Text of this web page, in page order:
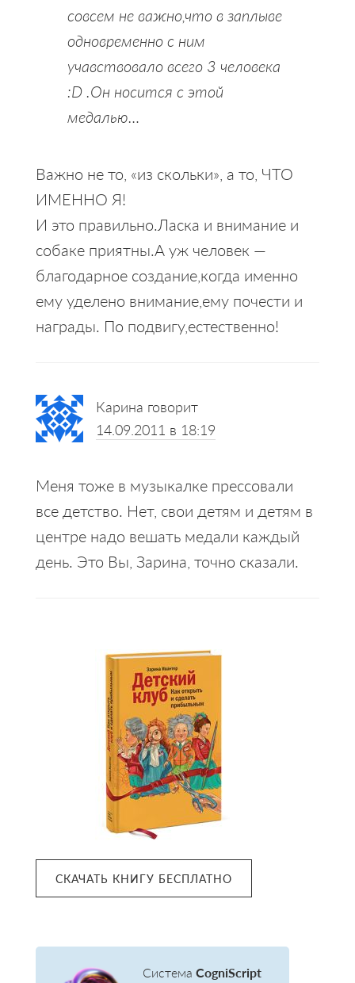
совсем не важно,что в заплыве
одновременно с ним
учавствовало всего 3 человека
:D .Он носится с этой
медалью…
Важно не то, «из скольки», а то, ЧТО
ИМЕННО Я!
И это правильно.Ласка и внимание и
собаке приятны.А уж человек —
благодарное создание,когда именно
ему уделено внимание,ему почести и
награды. По подвигу,естественно!
Карина говорит
14.09.2011 в 18:19
Меня тоже в музыкалке прессовали
все детство. Нет, свои детям и детям в
центре надо вешать медали каждый
день. Это Вы, Зарина, точно сказали.
Primary
Sidebar
СКАЧАТЬ КНИГУ БЕСПЛАТНО
Система CogniScript